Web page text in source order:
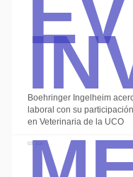
Boehringer Ingelheim
laboral con su
en Veterinaria de la UCO
03 Jun